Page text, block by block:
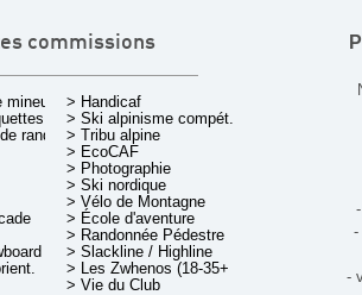
commissions
rando.
> Handicaf
> Ski alpinisme compét.
> Tribu alpine
> EcoCAF
> Photographie
> Ski nordique
> Vélo de Montagne
> École d'aventure
> Randonnée Pédestre
> Slackline / Highline
> Les Zwhenos (18-35+ ans)
> Vie du Club
-
-